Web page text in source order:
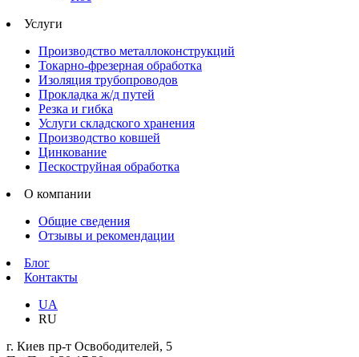
Услуги
Производство металлоконструкций
Токарно-фрезерная обработка
Изоляция трубопроводов
Прокладка ж/д путей
Резка и гибка
Услуги складского хранения
Производство ковшей
Цинкование
Пескоструйная обработка
О компании
Общие сведения
Отзывы и рекомендации
Блог
Контакты
UA
RU
г. Киев пр-т Освободителей, 5